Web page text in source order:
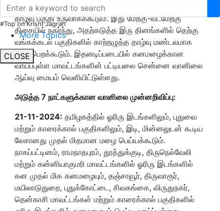
#Top on Krishi Jagran
More Topics
CLOSE
தென்கிழக்கு வங்கக்கடல் பகுதிகளில் ஒரு காற்றழுத்த
தாழ்வு பகுதி உருவாகக்கூடும். இது மேற்கு-வடமேற்கு
திசையில் நகர்ந்து, அதற்கடுத்த இரு தினங்களில் தெற்கு
வங்கக்கடல் பகுதிகளில் காற்றழுத்த தாழ்வு மண்டலமாக
வலுப்பெறக்கூடும். இதனடிப்படையில் கனமழைக்கான
வாய்ப்புள்ள மாவட்டங்களின் பட்டியலை சென்னை வானிலை
ஆய்வு மையம் வெளியிட்டுள்ளது.
அடுத்த 7 நாட்களுக்கான வானிலை முன்னறிவிப்பு:
21-11-2024: தமிழகத்தில் ஓரிரு இடங்களிலும், புதுவை
மற்றும் காரைக்கால் பகுதிகளிலும், இடி, மின்னலுடன் கூடிய
லேசானது முதல் மிதமான மழை பெய்யக்கூடும்.
நாகப்பட்டினம், ராமநாதபுரம், தூத்துக்குடி, திருநெல்வேலி
மற்றும் கன்னியாகுமரி மாவட்டங்களில் ஓரிரு இடங்களில்
கன முதல் மிக கனமழையும், தஞ்சாவூர், திருவாரூர்,
மயிலாடுதுறை, புதுக்கோட்டை, சிவகங்கை, விருதுநகர்,
தென்காசி மாவட்டங்கள் மற்றும் காரைக்கால் பகுதிகளில்